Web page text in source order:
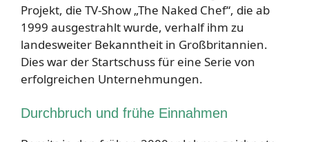
Projekt, die TV-Show „The Naked Chef“, die ab
1999 ausgestrahlt wurde, verhalf ihm zu
landesweiter Bekanntheit in Großbritannien.
Dies war der Startschuss für eine Serie von
erfolgreichen Unternehmungen.
Durchbruch und frühe Einnahmen